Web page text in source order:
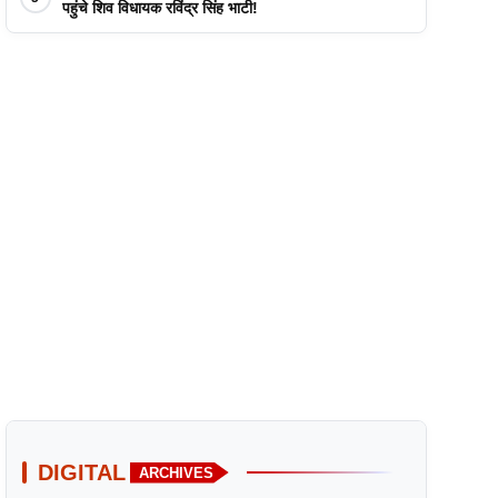
पहुंचे शिव विधायक रविंद्र सिंह भाटी!
DIGITAL ARCHIVES